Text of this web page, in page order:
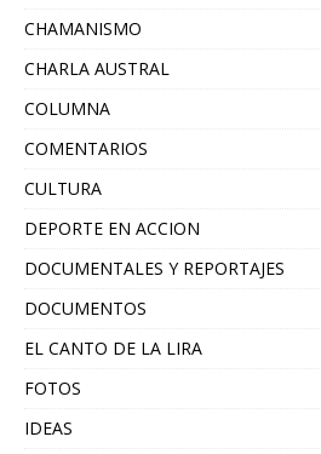
CHAMANISMO
CHARLA AUSTRAL
COLUMNA
COMENTARIOS
CULTURA
DEPORTE EN ACCION
DOCUMENTALES Y REPORTAJES
DOCUMENTOS
EL CANTO DE LA LIRA
FOTOS
IDEAS